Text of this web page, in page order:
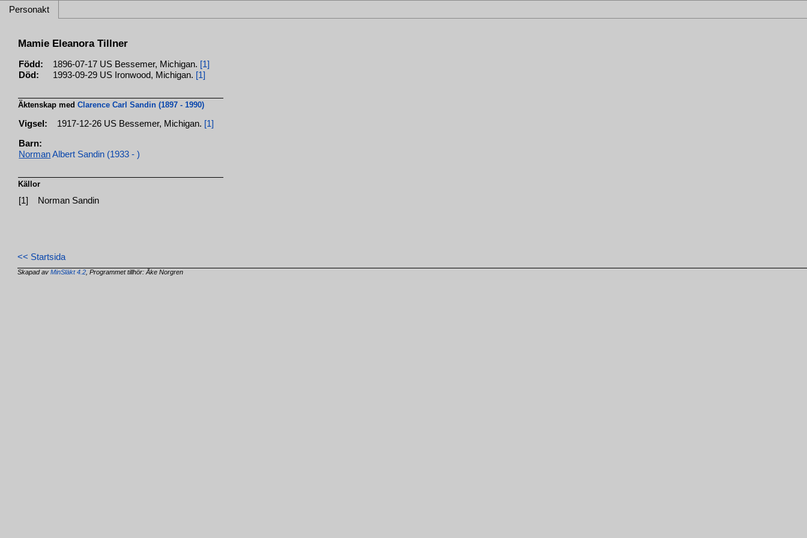
Personakt
Mamie Eleanora Tillner
Född: 1896-07-17 US Bessemer, Michigan. [1]
Död:
1993-09-29 US Ironwood, Michigan. [1]
Äktenskap medClarence Carl Sandin (1897 - 1990)
Vigsel: 1917-12-26 US Bessemer, Michigan. [1]
Barn:
NormanAlbert Sandin (1933 - )
Källor
[1] Norman Sandin
<< Startsida
Skapad avMinSläkt 4.2 , Programmet tillhör: Åke Norgren